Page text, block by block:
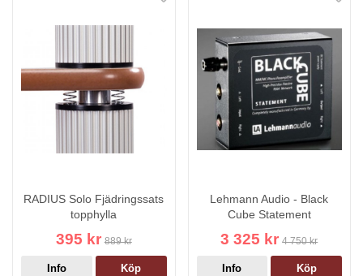
RADIUS Solo Fjädringssats
topphylla
395 kr 889 kr
Info Köp
Lehmann Audio - Black
Cube Statement
3 325 kr 4 750 kr
Info Köp